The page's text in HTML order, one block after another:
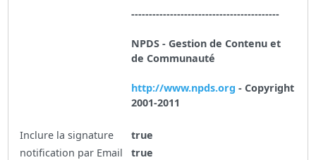
------------------------------------------
NPDS - Gestion de Contenu et
de Communauté
http://www.npds.org - Copyright
2001-2011
Inclure la signature
true
notification par Email
true